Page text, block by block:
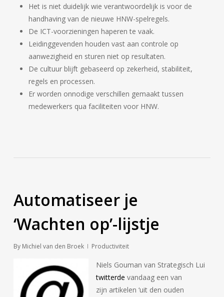
Het is niet duidelijk wie verantwoordelijk is voor de
handhaving van de nieuwe HNW-spelregels.
De ICT-voorzieningen haperen te vaak.
Leidinggevenden houden vast aan controle op
aanwezigheid en sturen niet op resultaten.
De cultuur blijft gebaseerd op zekerheid, stabiliteit,
regels en processen.
Er worden onnodige verschillen gemaakt tussen
medewerkers qua faciliteiten voor HNW.
Automatiseer je
‘Wachten op’-lijstje
By Michiel van den Broek Productiviteit
Niels Gouman van Strategisch Lui
twitterde vandaag een van
zijn artikelen ‘uit den ouden